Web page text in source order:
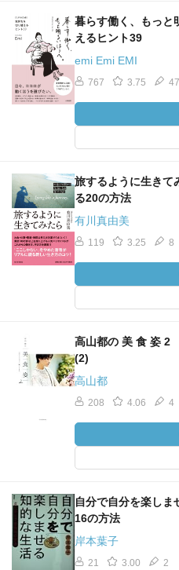
暮らす働く、もっと
えるヒント39
emi Emi EMI
767 3.75 47
旅するように生きて
る20の方法
有川真由美
119 3.25 8
高山都の 美 食 姿 2
(2)
高山都
208 4.06 4
自分で自分を楽しま
16の方法
岸本葉子
21 3.00 2